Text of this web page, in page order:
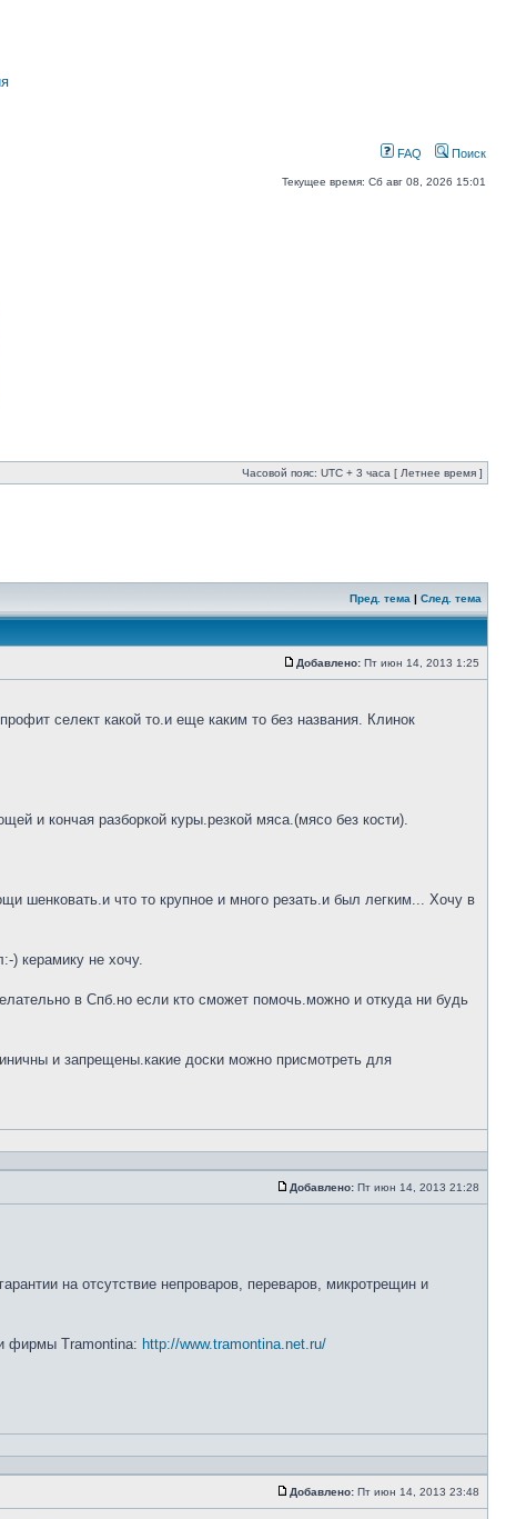
FAQ Поиск
Текущее время: Сб авг 08, 2026 15:01
Часовой пояс: UTC + 3 часа [ Летнее время ]
Пред. тема | След. тема
Добавлено: Пт июн 14, 2013 1:25
селект какой то.и еще каким то без названия. Клинок
и кончая разборкой куры.резкой мяса.(мясо без кости).
шенковать.и что то крупное и много резать.и был легким... Хочу в
) керамику не хочу.
в Спб.но если кто сможет помочь.можно и откуда ни будь
и запрещены.какие доски можно присмотреть для
Добавлено: Пт июн 14, 2013 21:28
на отсутствие непроваров, переваров, микротрещин и
фирмы Tramontina: http://www.tramontina.net.ru/
Добавлено: Пт июн 14, 2013 23:48